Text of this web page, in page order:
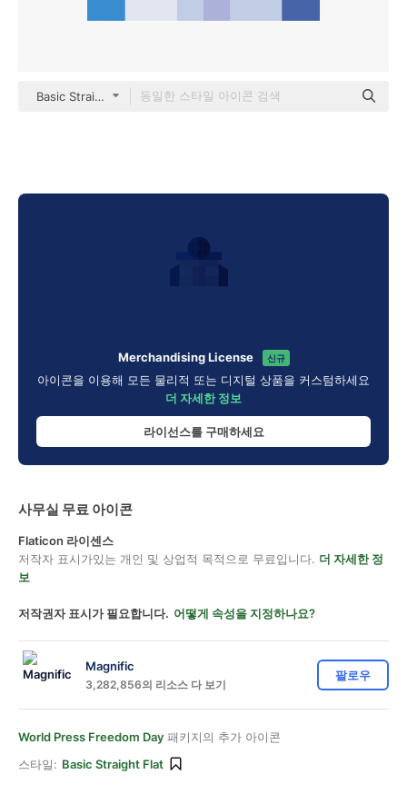
Basic Straight Flat
Merchandising License 신규
아이콘을 이용해 모든 물리적 또는 디지털 상품을 커스텀하세요
더 자세한 정보
라이선스를 구매하세요
사무실 무료 아이콘
Flaticon 라이센스
저작자 표시가있는 개인 및 상업적 목적으로 무료입니다. 더 자세한 정
보
저작권자 표시가 필요합니다. 어떻게 속성을 지정하나요?
Magnific
3,282,856의 리소스 다 보기
팔로우
World Press Freedom Day 패키지의 추가 아이콘
스타일: Basic Straight Flat